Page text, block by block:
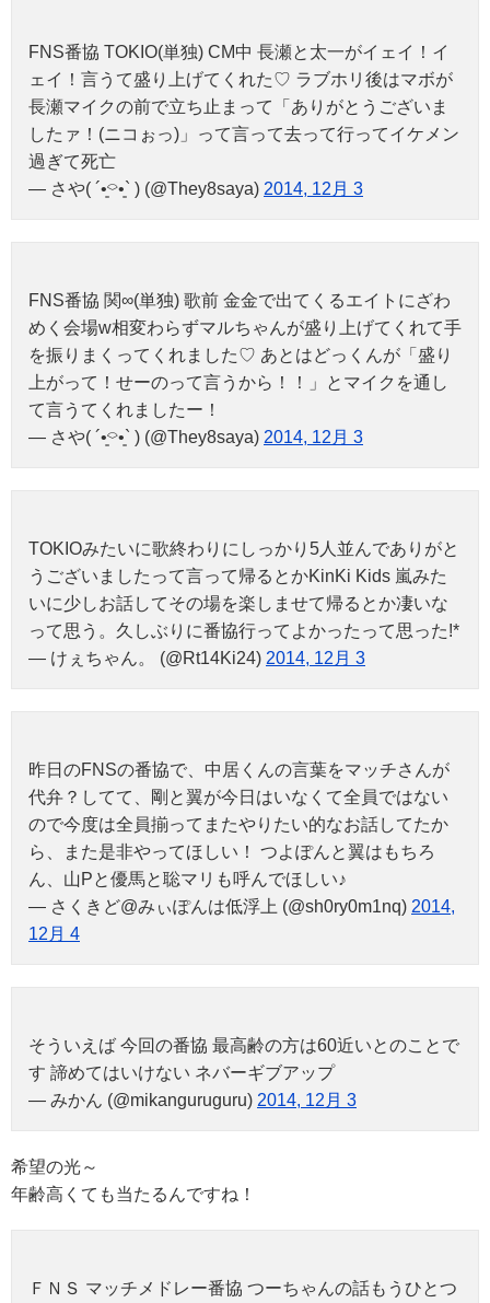
FNS番協 TOKIO(単独) CM中 長瀬と太一がイェイ！イ
ェイ！言うて盛り上げてくれた♡ ラブホリ後はマボが
長瀬マイクの前で立ち止まって「ありがとうございま
したァ！(ニコぉっ)」って言って去って行ってイケメン
過ぎて死亡
— さや( ´•͈⌔•͈` ) (@They8saya) 2014, 12月 3
FNS番協 関∞(単独) 歌前 金金で出てくるエイトにざわ
めく会場w相変わらずマルちゃんが盛り上げてくれて手
を振りまくってくれました♡ あとはどっくんが「盛り
上がって！せーのって言うから！！」とマイクを通し
て言うてくれましたー！
— さや( ´•͈⌔•͈` ) (@They8saya) 2014, 12月 3
TOKIOみたいに歌終わりにしっかり5人並んでありがと
うございましたって言って帰るとかKinKi Kids 嵐みた
いに少しお話してその場を楽しませて帰るとか凄いな
って思う。久しぶりに番協行ってよかったって思った!*
— けぇちゃん。 (@Rt14Ki24) 2014, 12月 3
昨日のFNSの番協で、中居くんの言葉をマッチさんが
代弁？してて、剛と翼が今日はいなくて全員ではない
ので今度は全員揃ってまたやりたい的なお話してたか
ら、また是非やってほしい！ つよぽんと翼はもちろ
ん、山Pと優馬と聡マリも呼んでほしい♪
— さくきど@みぃぽんは低浮上 (@sh0ry0m1nq) 2014,
12月 4
そういえば 今回の番協 最高齢の方は60近いとのことで
す 諦めてはいけない ネバーギブアップ
— みかん (@mikanguruguru) 2014, 12月 3
希望の光～
年齢高くても当たるんですね！
ＦＮＳ マッチメドレー番協 つーちゃんの話もうひとつ